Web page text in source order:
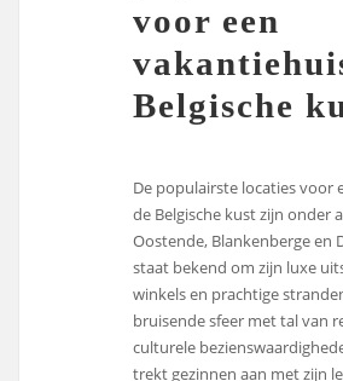
voor een
Belgische
De populairste locaties voor
de Belgische kust zijn onder
Oostende, Blankenberge en
staat bekend om zijn luxe
winkels en prachtige
bruisende sfeer met tal van
culturele
trekt gezinnen aan met zijn